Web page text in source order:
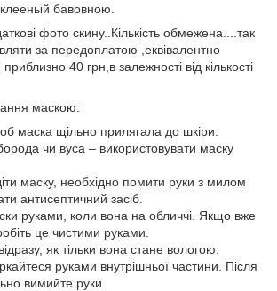
бавовною.
фото скину..Кількість обмежена....так
за передоплатою ,еквівалентно
40 грн,в залежності від кількості
маскою:
маска щільно прилягала до шкіри.
чи вуса – використовувати маску
маску, необхідно помити руки з милом
антисептичний засіб.
руками, коли вона на обличчі. Якщо вже
це чистими руками.
як тільки вона стане вологою.
руками внутрішньої частини. Після
вимийте руки.